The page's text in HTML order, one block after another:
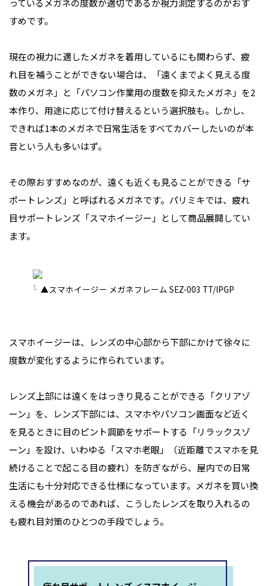
っているメガネの度数が適切であるか視力測定するのがおす
すめです。
現在の視力に適したメガネを着用しているにも関わらず、疲
れ目を補うことができない場合は、「遠くまでよく見える度
数のメガネ」と「パソコン作業用の度数を抑えたメガネ」を2
本作り、用途に応じて付け替えるという選択肢も。しかし、
できれば1本のメガネで日常生活をすべてカバーしたいのが本
音という人も多いはず。
その際おすすめなのが、遠くも近くも見ることができる「サ
ポートレンズ」と呼ばれるメガネです。パリミキでは、疲れ
目サポートレンズ「スマホイージー」として商品展開してい
ます。
▲スマホイージー メガネフレーム SEZ-003 TT/IPGP
スマホイージーは、レンズの中心部から下部にかけて徐々に
度数が変化するように作られています。
レンズ上部には遠くをはっきり見ることができる「クリアゾ
ーン」を、レンズ下部には、スマホやパソコン画面など近く
を見るときに目のピント調節をサポートする「リラックスゾ
ーン」を設け、いわゆる「スマホ老眼」（近距離でスマホを見
続けることで起こる目の疲れ）を防ぎながら、屋内での日常
生活にも十分対応できる仕様になっています。メガネを買い換
える機会があるのであれば、こうしたレンズを取り入れるの
も疲れ目対策のひとつの手段でしょう。